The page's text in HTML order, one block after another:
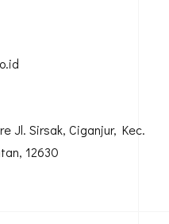
Jl. Sirsak, Ciganjur, Kec.
12630